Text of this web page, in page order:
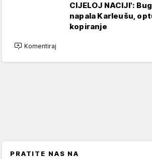
CIJELOJ NACIJI':
napala Karleušu,
kopiranje
Komentiraj
PRATITE NAS NA